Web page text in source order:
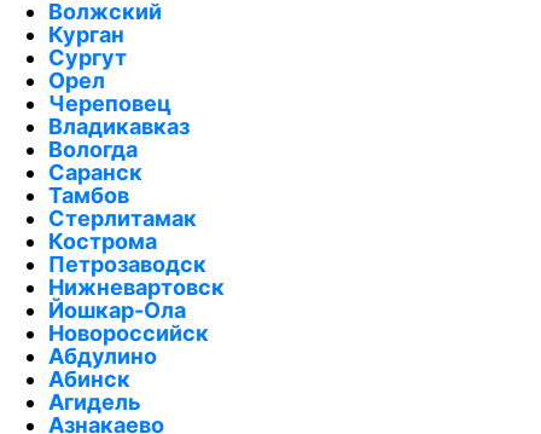
Волжский
Курган
Сургут
Орел
Череповец
Владикавказ
Вологда
Саранск
Тамбов
Стерлитамак
Кострома
Петрозаводск
Нижневартовск
Йошкар-Ола
Новороссийск
Абдулино
Абинск
Агидель
Азнакаево